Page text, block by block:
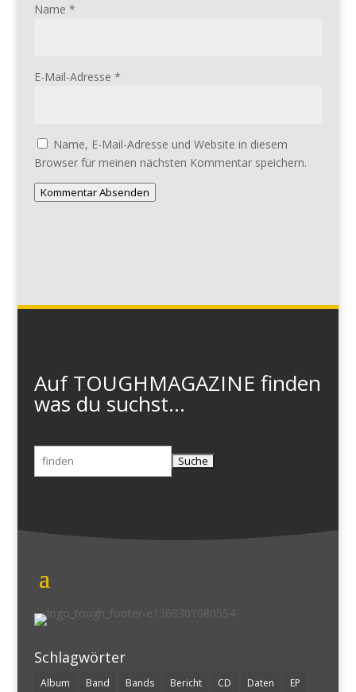
Name *
E-Mail-Adresse *
Name, E-Mail-Adresse und Website in diesem
Browser für meinen nächsten Kommentar speichern.
Kommentar Absenden
Auf TOUGHMAGAZINE finden
was du suchst...
Suchen
Schlagwörter
Album Band Bands Bericht CD Daten EP